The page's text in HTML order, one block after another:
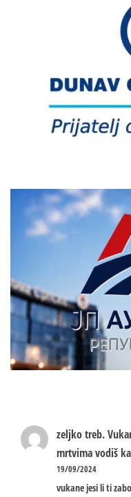
zeljko treb.
mrtvima vodiš
19/09/2024
vukane jesi li ti